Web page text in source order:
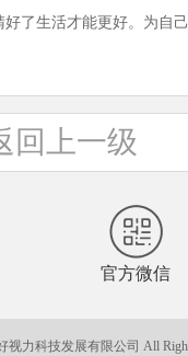
了生活才能更好。为自
回上一级
官方微信
视力科技发展有限公司 All